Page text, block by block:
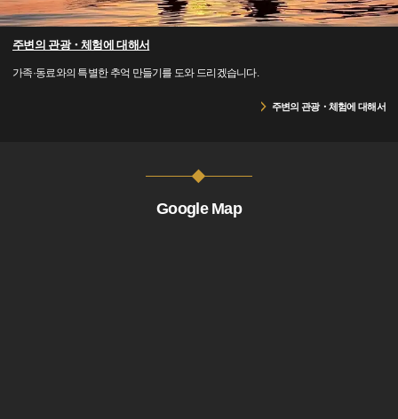
주변의 관광・체험에 대해서
가족·동료와의 특별한 추억 만들기를 도와 드리겠습니다.
주변의 관광・체험에 대해서
Google Map